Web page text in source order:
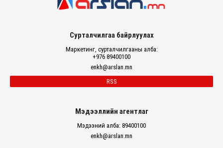
Сурталчилгаа байрлуулах
Маркетинг, сурталчилгааны алба:
+976 89400100
enkh@arslan.mn
RSS
Мэдээллийн агентлаг
Мэдээний алба: 89400100
enkh@arslan.mn